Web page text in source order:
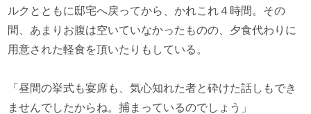
ルクとともに邸宅へ戻ってから、かれこれ４時間。その
間、あまりお腹は空いていなかったものの、夕食代わりに
用意された軽食を頂いたりもしている。
「昼間の挙式も宴席も、気心知れた者と砕けた話しもでき
ませんでしたからね。捕まっているのでしょう」